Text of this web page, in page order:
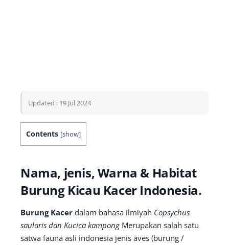
Updated : 19 Jul 2024
Contents [show]
Nama, jenis, Warna & Habitat
Burung Kicau Kacer Indonesia.
Burung Kacer dalam bahasa ilmiyah Copsychus
saularis dan Kucica kampong Merupakan salah satu
satwa fauna asli indonesia jenis aves (burung /